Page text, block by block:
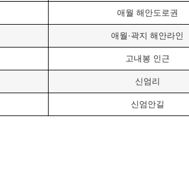
애월 해안도로권
애월·곽지 해안라인
고내봉 인근
신엄리
신엄안길